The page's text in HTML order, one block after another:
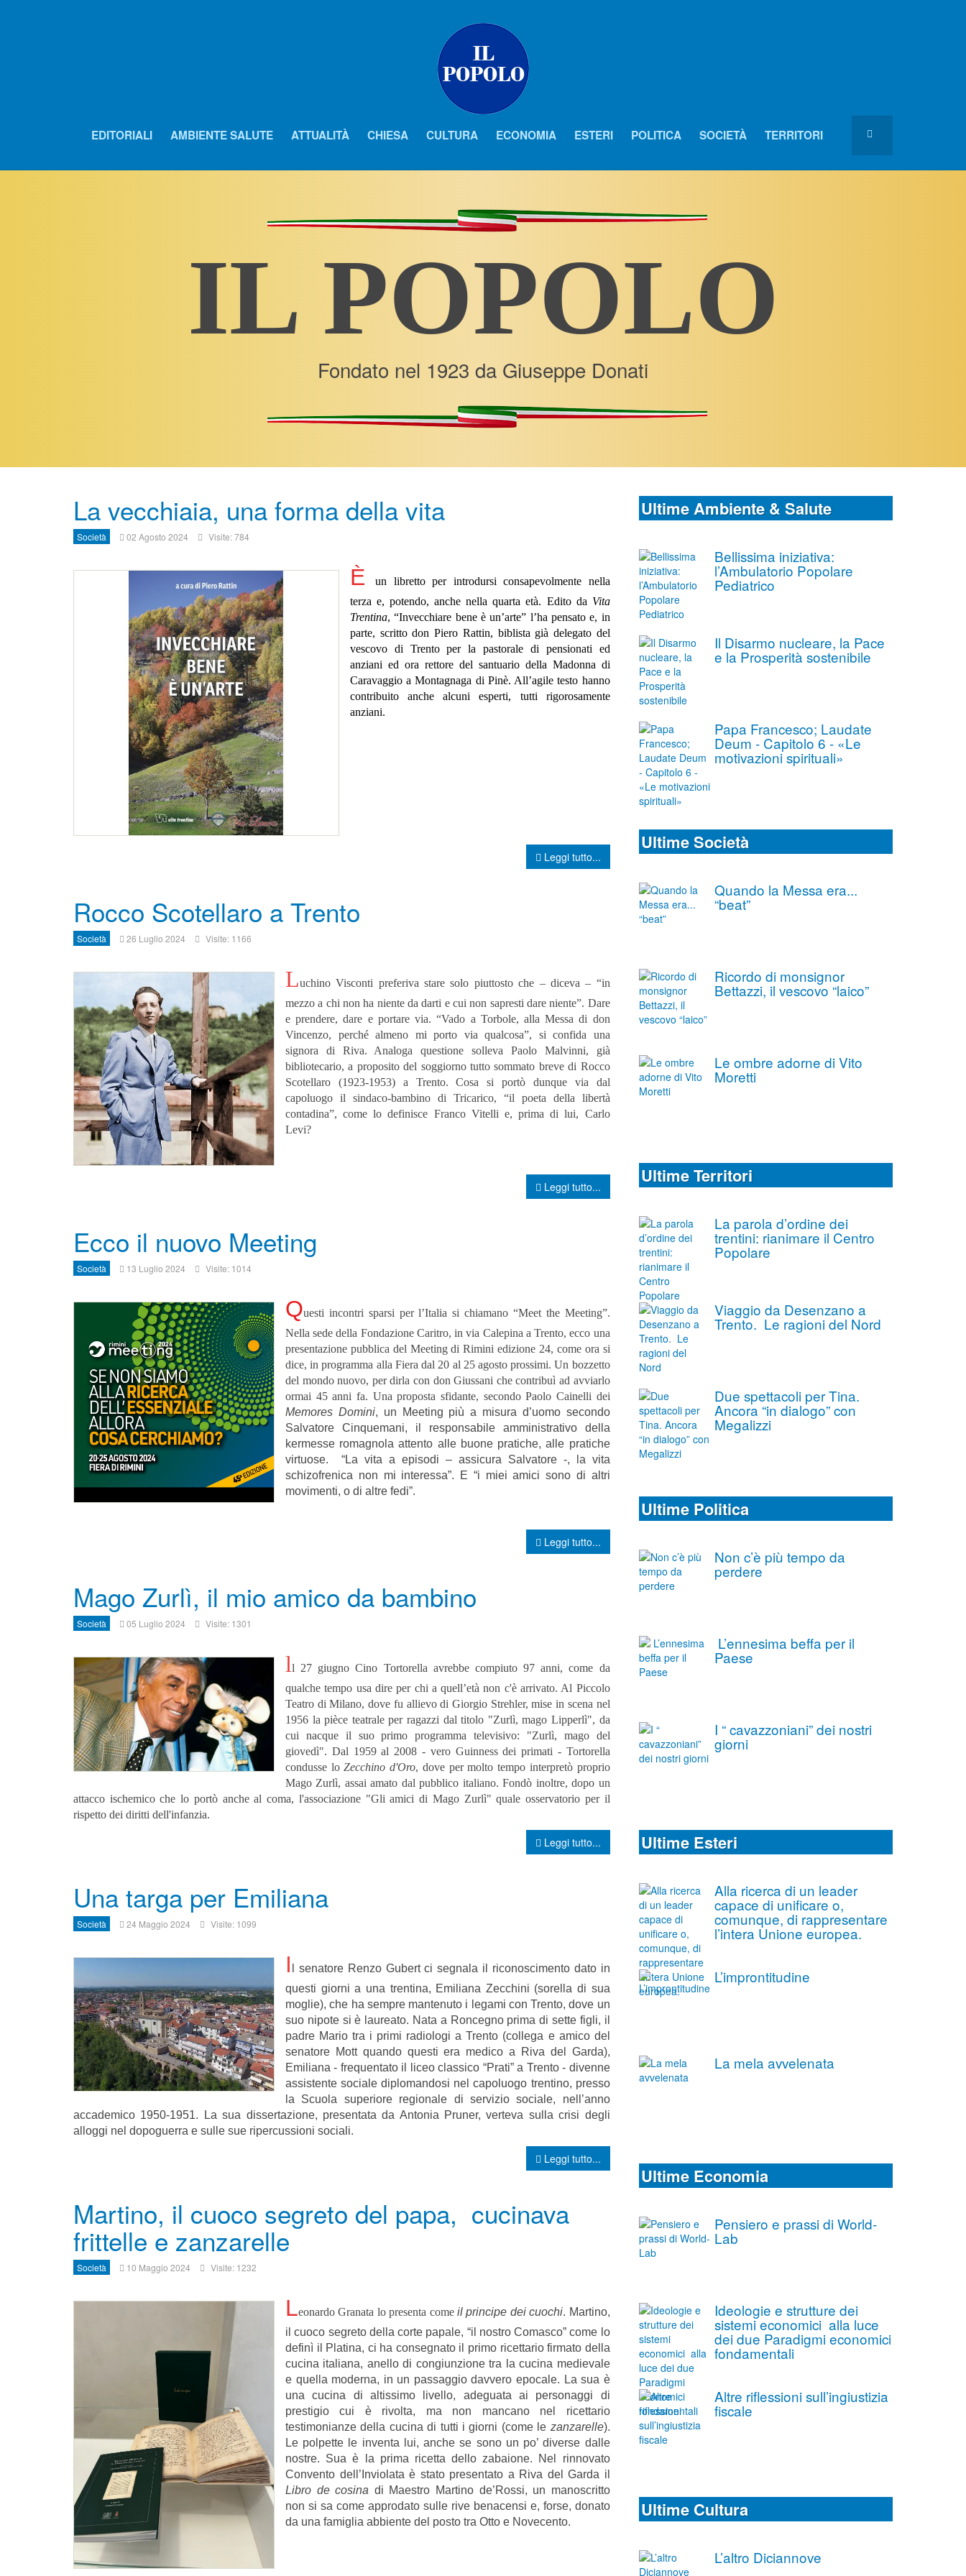
EDITORIALI AMBIENTE SALUTE ATTUALITÀ CHIESA CULTURA ECONOMIA ESTERI POLITICA SOCIETÀ TERRITORI
IL POPOLO
Fondato nel 1923 da Giuseppe Donati
La vecchiaia, una forma della vita
Società 02 Agosto 2024 Visite: 784
Èun libretto per introdursi consapevolmente nella
terza e, potendo, anche nella quarta età. Edito da Vita
Trentina, “Invecchiare bene è un’arte” l’ha pensato e, in
parte, scritto don Piero Rattin, biblista già delegato del
vescovo di Trento per la pastorale di pensionati ed
anziani ed ora rettore del santuario della Madonna di
Caravaggio a Montagnaga di Pinè. All’agile testo hanno
contribuito anche alcuni esperti, tutti rigorosamente
anziani.
Leggi tutto...
Rocco Scotellaro a Trento
Società 26 Luglio 2024 Visite: 1166
Luchino Visconti preferiva stare solo piuttosto che – diceva – “in
mezzo a chi non ha niente da darti e cui non sapresti dare niente”. Dare
e prendere, dare e portare via. “Vado a Torbole, alla Messa di don
Vincenzo, perché almeno mi porto via qualcosa”, si confida una
signora di Riva. Analoga questione solleva Paolo Malvinni, già
bibliotecario, a proposito del soggiorno tutto sommato breve di Rocco
Scotellaro (1923-1953) a Trento. Cosa si portò dunque via dal
capoluogo il sindaco-bambino di Tricarico, “il poeta della libertà
contadina”, come lo definisce Franco Vitelli e, prima di lui, Carlo
Levi?
Leggi tutto...
Ecco il nuovo Meeting
Società 13 Luglio 2024 Visite: 1014
Questi incontri sparsi per l’Italia si chiamano “Meet the Meeting”.
Nella sede della Fondazione Caritro, in via Calepina a Trento, ecco una
presentazione pubblica del Meeting di Rimini edizione 24, come ora si
dice, in programma alla Fiera dal 20 al 25 agosto prossimi. Un bozzetto
del mondo nuovo, per dirla con don Giussani che contribuì ad avviarlo
ormai 45 anni fa. Una proposta sfidante, secondo Paolo Cainelli dei
Memores Domini, un Meeting più a misura d’uomo secondo
Salvatore Cinquemani, il responsabile amministrativo della
kermesse romagnola attento alle buone pratiche, alle pratiche
virtuose. “La vita a episodi – assicura Salvatore -, la vita
schizofrenica non mi interessa”. E “i miei amici sono di altri
movimenti, o di altre fedi”.
Leggi tutto...
Mago Zurlì, il mio amico da bambino
Società 05 Luglio 2024 Visite: 1301
ll 27 giugno Cino Tortorella avrebbe compiuto 97 anni, come da
qualche tempo usa dire per chi a quell’età non c'è arrivato. Al Piccolo
Teatro di Milano, dove fu allievo di Giorgio Strehler, mise in scena nel
1956 la pièce teatrale per ragazzi dal titolo "Zurlì, mago Lipperlì", da
cui nacque il suo primo programma televisivo: "Zurlì, mago del
giovedì". Dal 1959 al 2008 - vero Guinness dei primati - Tortorella
condusse loZecchino d'Oro, dove per molto tempo interpretò proprio
Mago Zurlì, assai amato dal pubblico italiano. Fondò inoltre, dopo un
attacco ischemico che lo portò anche al coma, l'associazione "Gli amici di Mago Zurlì" quale osservatorio per il
rispetto dei diritti dell'infanzia.
Leggi tutto...
Una targa per Emiliana
Società 24 Maggio 2024 Visite: 1099
I
l senatore Renzo Gubert ci segnala il riconoscimento dato in
questi giorni a una trentina, Emiliana Zecchini (sorella di sua
moglie), che ha sempre mantenuto i legami con Trento, dove un
suo nipote si è laureato. Nata a Roncegno prima di sette figli, il
padre Mario tra i primi radiologi a Trento (collega e amico del
senatore Mott quando questi era medico a Riva del Garda),
Emiliana - frequentato il liceo classico “Prati” a Trento - divenne
assistente sociale diplomandosi nel capoluogo trentino, presso
la Scuola superiore regionale di servizio sociale, nell’anno
accademico 1950-1951. La sua dissertazione, presentata da Antonia Pruner, verteva sulla crisi degli
alloggi nel dopoguerra e sulle sue ripercussioni sociali.
Leggi tutto...
Martino, il cuoco segreto del papa, cucinava
frittelle e zanzarelle
Società 10 Maggio 2024 Visite: 1232
Leonardo Granata lo presenta come il principe dei cuochi. Martino,
il cuoco segreto della corte papale, “il nostro Comasco” come lo
definì il Platina, ci ha consegnato il primo ricettario firmato della
cucina italiana, anello di congiunzione tra la cucina medievale
e quella moderna, in un passaggio davvero epocale. La sua è
una cucina di altissimo livello, adeguata ai personaggi di
prestigio cui è rivolta, ma non mancano nel ricettario
testimonianze della cucina di tutti i giorni (come le zanzarelle).
Le polpette le inventa lui, anche se sono un po’ diverse dalle
nostre. Sua è la prima ricetta dello zabaione. Nel rinnovato
Convento dell’Inviolata è stato presentato a Riva del Garda il
Libro de cosina di Maestro Martino de’Rossi, un manoscritto
non si sa come approdato sulle rive benacensi e, forse, donato
da una famiglia abbiente del posto tra Otto e Novecento.
Ultime Ambiente & Salute
Bellissima iniziativa:
l’Ambulatorio Popolare
Pediatrico
Il Disarmo nucleare, la Pace
e la Prosperità sostenibile
Papa Francesco; Laudate
Deum - Capitolo 6 - «Le
motivazioni spirituali»
Ultime Società
Quando la Messa era...
“beat”
Ricordo di monsignor
Bettazzi, il vescovo “laico”
Le ombre adorne di Vito
Moretti
Ultime Territori
La parola d’ordine dei
trentini: rianimare il Centro
Popolare
Viaggio da Desenzano a
Trento. Le ragioni del Nord
Due spettacoli per Tina.
Ancora “in dialogo” con
Megalizzi
Ultime Politica
Non c’è più tempo da
perdere
L’ennesima beffa per il
Paese
I “ cavazzoniani” dei nostri
giorni
Ultime Esteri
Alla ricerca di un leader
capace di unificare o,
comunque, di rappresentare
l’intera Unione europea.
L’improntitudine
La mela avvelenata
Ultime Economia
Pensiero e prassi di World-
Lab
Ideologie e strutture dei
sistemi economici alla luce
dei due Paradigmi economici
fondamentali
Altre riflessioni sull’ingiustizia
fiscale
Ultime Cultura
L’altro Diciannove